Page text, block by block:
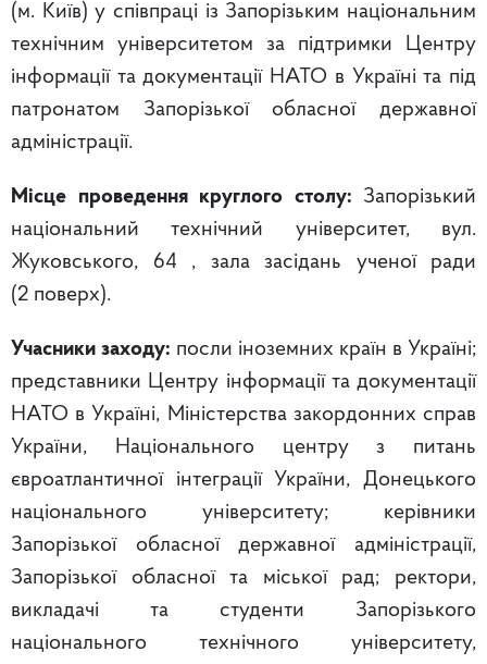
(м. Київ)у співпраці із Запорізьким національним
технічним університетом за підтримки Центру
інформації та документації НАТО в Україні та під
патронатом Запорізької обласної державної
адміністрації.
Місце проведення круглого столу: Запорізький
національний технічний університет, вул.
Жуковського, 64 , зала засідань ученої ради
(2 поверх).
Учасники заходу: посли іноземних країн в Україні;
представники Центру інформації та документації
НАТО в Україні, Міністерства закордонних справ
України, Національного центру з питань
євроатлантичної інтеграції України, Донецького
національного університету; керівники
Запорізької обласної державної адміністрації,
Запорізької обласної та міської рад; ректори,
викладачі та студенти Запорізького
національного технічного університету,